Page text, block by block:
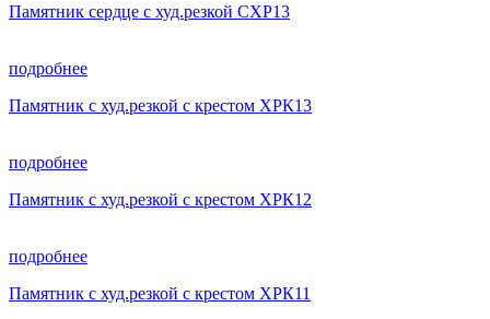
Памятник сердце с худ.резкой СХР13
подробнее
Памятник с худ.резкой с крестом ХРК13
подробнее
Памятник с худ.резкой с крестом ХРК12
подробнее
Памятник с худ.резкой с крестом ХРК11